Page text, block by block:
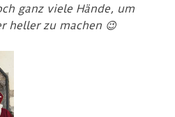
ganz viele Hände, um
heller zu machen 😉